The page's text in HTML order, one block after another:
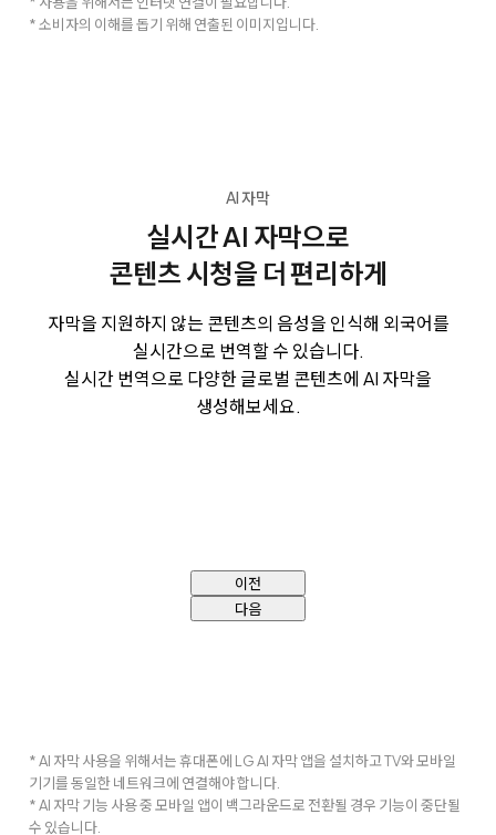
* 소비자의 이해를 돕기 위해 연출된 이미지입니다.
AI 자막
실시간 AI 자막으로
콘텐츠 시청을 더 편리하게
자막을 지원하지 않는 콘텐츠의 음성을 인식해 외국어를
실시간으로 번역할 수 있습니다.
실시간 번역으로 다양한 글로벌 콘텐츠에 AI 자막을
생성해보세요.
이전
다음
* AI 자막 사용을 위해서는 휴대폰에 LG AI 자막 앱을 설치하고 TV와 모바일
기기를 동일한 네트워크에 연결해야 합니다.
* AI 자막 기능 사용 중 모바일 앱이 백그라운드로 전환될 경우 기능이 중단될
수 있습니다.